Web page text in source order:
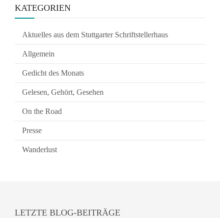
KATEGORIEN
Aktuelles aus dem Stuttgarter Schriftstellerhaus
Allgemein
Gedicht des Monats
Gelesen, Gehört, Gesehen
On the Road
Presse
Wanderlust
LETZTE BLOG-BEITRÄGE